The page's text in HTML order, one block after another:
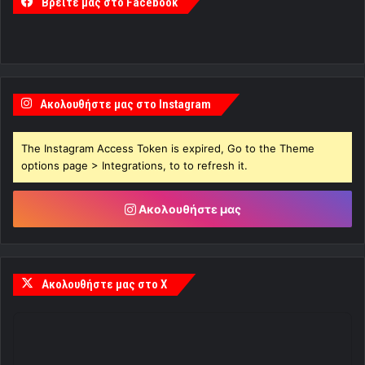
Ακολουθήστε μας στο Instagram
The Instagram Access Token is expired, Go to the Theme
options page > Integrations, to to refresh it.
Ακολουθήστε μας
Ακολουθήστε μας στο X